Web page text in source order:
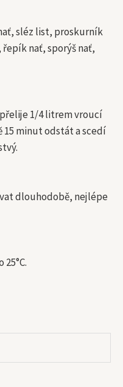
sléz list, proskurník
nať, sporýš nať,
1/4 litrem vroucí
15 minut odstát a scedí
dlouhodobě, nejlépe